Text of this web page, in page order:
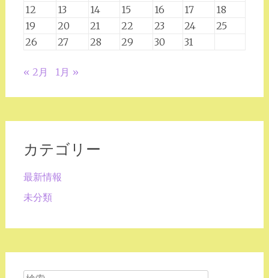
12
13 14 15 16 17
18
19
20 21 22 23 24
25
26
27 28 29 30 31
« 2月 1月 »
カテゴリー
最新情報
未分類